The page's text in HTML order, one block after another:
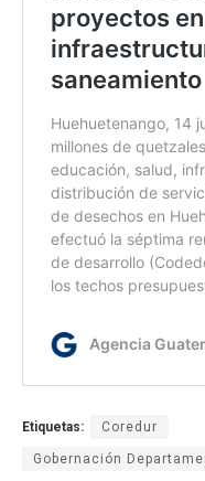
Etiquetas: Coredur
Gobernación